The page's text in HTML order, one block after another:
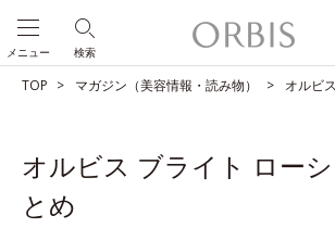
検索
メニュー
TOP マガジン（美容情報・読み物） オルビ
オルビス ブライト ロー
とめ